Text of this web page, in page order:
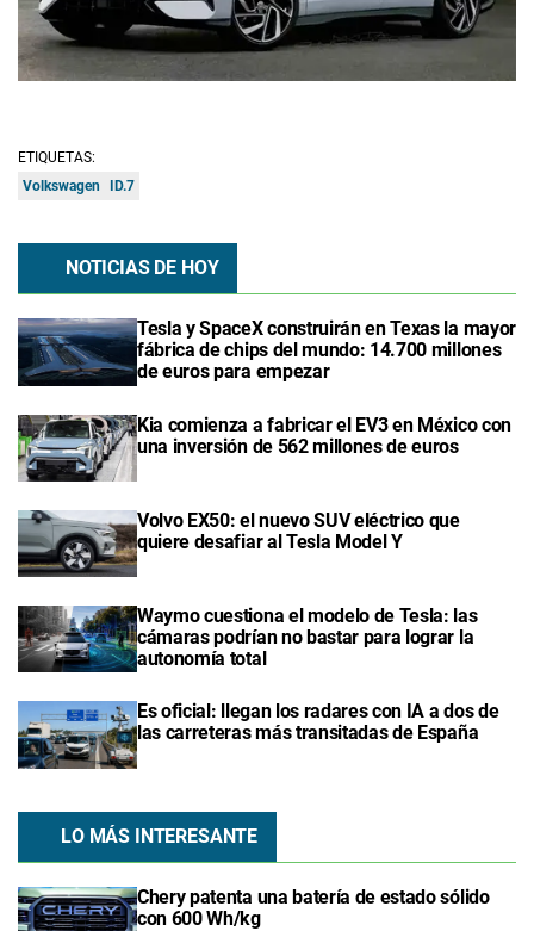
ETIQUETAS:
Volkswagen
ID.7
NOTICIAS DE HOY
Tesla y SpaceX construirán en Texas la mayor
fábrica de chips del mundo: 14.700 millones
de euros para empezar
Kia comienza a fabricar el EV3 en México con
una inversión de 562 millones de euros
Volvo EX50: el nuevo SUV eléctrico que
quiere desafiar al Tesla Model Y
Waymo cuestiona el modelo de Tesla: las
cámaras podrían no bastar para lograr la
autonomía total
Es oficial: llegan los radares con IA a dos de
las carreteras más transitadas de España
LO MÁS INTERESANTE
Chery patenta una batería de estado sólido
con 600 Wh/kg